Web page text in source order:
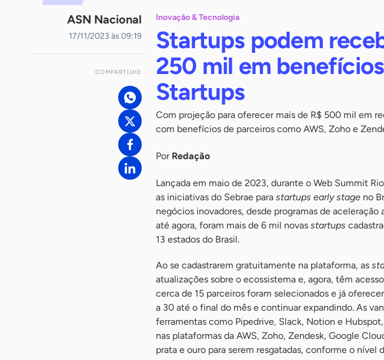
ASN Nacional
17/11/2023 às 09:19
COMPARTILHE
Inovação & Tecnologia
Startups podem
250 mil em
Startups
Com projeção para oferecer mais de R$ 500 mil em
com benefícios de parceiros como AWS, Zoho e
Por Redação
Lançada em maio de 2023, durante o Web Summit
as iniciativas do Sebrae para startups early stage no
negócios inovadores, desde programas de
até agora, foram mais de 6 mil novas startups
13 estados do Brasil.
Ao se cadastrarem gratuitamente na plataforma, as
atualizações sobre o ecossistema e, agora, têm
cerca de 15 parceiros foram selecionados e já
a 30 até o final do mês e continuar expandindo. As
ferramentas como Pipedrive, Slack, Notion e
nas plataformas da AWS, Zoho, Zendesk, Google
prata e ouro para serem resgatadas, conforme o nível